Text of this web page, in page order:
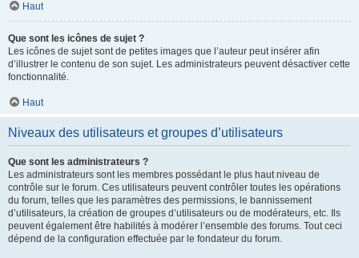
Haut
Que sont les icônes de sujet ?
Les icônes de sujet sont de petites images que l’auteur peut insérer afin
d’illustrer le contenu de son sujet. Les administrateurs peuvent désactiver cette
fonctionnalité.
Haut
Niveaux des utilisateurs et groupes d’utilisateurs
Que sont les administrateurs ?
Les administrateurs sont les membres possédant le plus haut niveau de
contrôle sur le forum. Ces utilisateurs peuvent contrôler toutes les opérations
du forum, telles que les paramètres des permissions, le bannissement
d’utilisateurs, la création de groupes d’utilisateurs ou de modérateurs, etc. Ils
peuvent également être habilités à modérer l’ensemble des forums. Tout ceci
dépend de la configuration effectuée par le fondateur du forum.